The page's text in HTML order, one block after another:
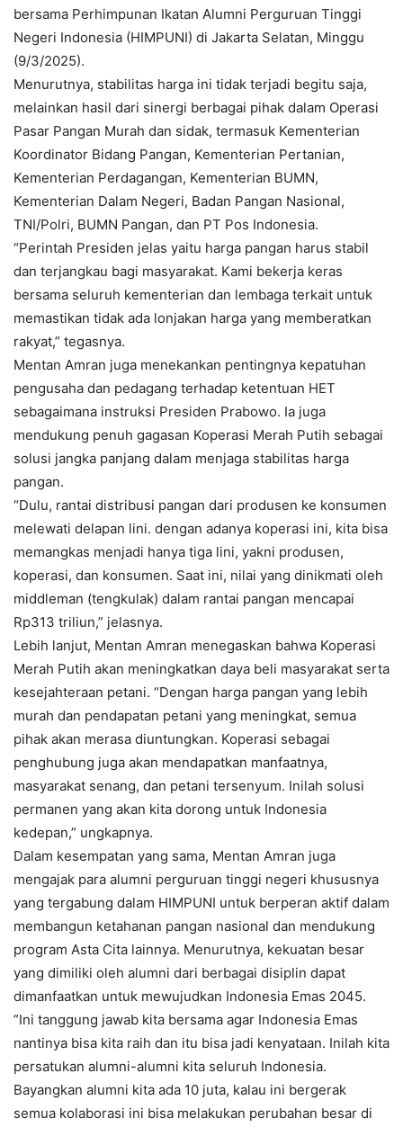
bersama Perhimpunan Ikatan Alumni Perguruan Tinggi
Negeri Indonesia (HIMPUNI) di Jakarta Selatan, Minggu
(9/3/2025).
Menurutnya, stabilitas harga ini tidak terjadi begitu saja,
melainkan hasil dari sinergi berbagai pihak dalam Operasi
Pasar Pangan Murah dan sidak, termasuk Kementerian
Koordinator Bidang Pangan, Kementerian Pertanian,
Kementerian Perdagangan, Kementerian BUMN,
Kementerian Dalam Negeri, Badan Pangan Nasional,
TNI/Polri, BUMN Pangan, dan PT Pos Indonesia.
“Perintah Presiden jelas yaitu harga pangan harus stabil
dan terjangkau bagi masyarakat. Kami bekerja keras
bersama seluruh kementerian dan lembaga terkait untuk
memastikan tidak ada lonjakan harga yang memberatkan
rakyat,” tegasnya.
Mentan Amran juga menekankan pentingnya kepatuhan
pengusaha dan pedagang terhadap ketentuan HET
sebagaimana instruksi Presiden Prabowo. Ia juga
mendukung penuh gagasan Koperasi Merah Putih sebagai
solusi jangka panjang dalam menjaga stabilitas harga
pangan.
“Dulu, rantai distribusi pangan dari produsen ke konsumen
melewati delapan lini. dengan adanya koperasi ini, kita bisa
memangkas menjadi hanya tiga lini, yakni produsen,
koperasi, dan konsumen. Saat ini, nilai yang dinikmati oleh
middleman (tengkulak) dalam rantai pangan mencapai
Rp313 triliun,” jelasnya.
Lebih lanjut, Mentan Amran menegaskan bahwa Koperasi
Merah Putih akan meningkatkan daya beli masyarakat serta
kesejahteraan petani. “Dengan harga pangan yang lebih
murah dan pendapatan petani yang meningkat, semua
pihak akan merasa diuntungkan. Koperasi sebagai
penghubung juga akan mendapatkan manfaatnya,
masyarakat senang, dan petani tersenyum. Inilah solusi
permanen yang akan kita dorong untuk Indonesia
kedepan,” ungkapnya.
Dalam kesempatan yang sama, Mentan Amran juga
mengajak para alumni perguruan tinggi negeri khususnya
yang tergabung dalam HIMPUNI untuk berperan aktif dalam
membangun ketahanan pangan nasional dan mendukung
program Asta Cita lainnya. Menurutnya, kekuatan besar
yang dimiliki oleh alumni dari berbagai disiplin dapat
dimanfaatkan untuk mewujudkan Indonesia Emas 2045.
”Ini tanggung jawab kita bersama agar Indonesia Emas
nantinya bisa kita raih dan itu bisa jadi kenyataan. Inilah kita
persatukan alumni-alumni kita seluruh Indonesia.
Bayangkan alumni kita ada 10 juta, kalau ini bergerak
semua kolaborasi ini bisa melakukan perubahan besar di